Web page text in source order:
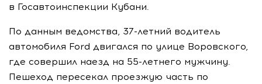
в Госавтоинспекции Кубани.
По данным ведомства, 37-летний водитель
автомобиля Ford двигался по улице Воровского,
где совершил наезд на 55-летнего мужчину.
Пешеход пересекал проезжую часть по